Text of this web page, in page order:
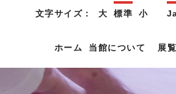
文字サイズ： 大 標準 小
ホーム 当館について 展